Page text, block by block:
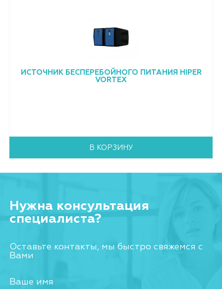
ИСТОЧНИК БЕСПЕРЕБОЙНОГО ПИТАНИЯ HIPER
VORTEX
В КОРЗИНУ
Нужна консультация
специалиста?
Оставьте контакты, мы быстро свяжемся с
Вами